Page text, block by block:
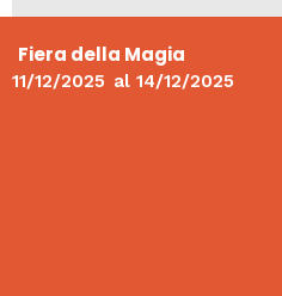
Fiera della Magia
11/12/2025 al 14/12/2025